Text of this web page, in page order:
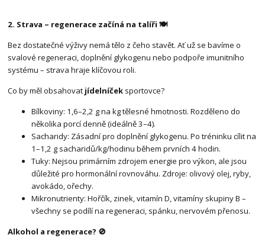
2. Strava – regenerace začíná na talíři 🍽️
Bez dostatečné výživy nemá tělo z čeho stavět. Ať už se bavíme o
svalové regeneraci, doplnění glykogenu nebo podpoře imunitního
systému – strava hraje klíčovou roli.
Co by měl obsahovat jídelníček sportovce?
Bílkoviny: 1,6–2,2 g na kg tělesné hmotnosti. Rozděleno do
několika porcí denně (ideálně 3–4).
Sacharidy: Zásadní pro doplnění glykogenu. Po tréninku cílit na
1–1,2 g sacharidů/kg/hodinu během prvních 4 hodin.
Tuky: Nejsou primárním zdrojem energie pro výkon, ale jsou
důležité pro hormonální rovnováhu. Zdroje: olivový olej, ryby,
avokádo, ořechy.
Mikronutrienty: Hořčík, zinek, vitamín D, vitamíny skupiny B –
všechny se podílí na regeneraci, spánku, nervovém přenosu.
Alkohol a regenerace? 🚫